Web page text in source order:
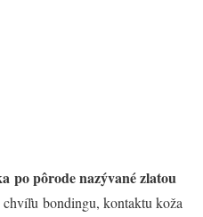
po pôrode nazývané zlatou
bondingu, kontaktu koža